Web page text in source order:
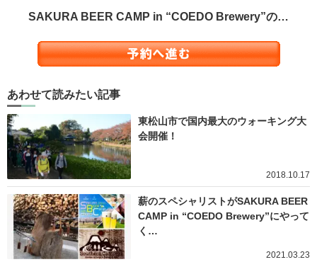
SAKURA BEER CAMP in “COEDO Brewery”の…
あわせて読みたい記事
東松山市で国内最大のウォーキング大
会開催！
2018.10.17
薪のスペシャリストがSAKURA BEER
CAMP in “COEDO Brewery”にやって
く…
2021.03.23